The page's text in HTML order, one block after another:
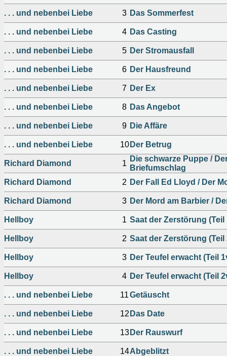
. . . und nebenbei Liebe 3 Das Sommerfest
. . . und nebenbei Liebe 4 Das Casting
. . . und nebenbei Liebe 5 Der Stromausfall
. . . und nebenbei Liebe 6 Der Hausfreund
. . . und nebenbei Liebe 7 Der Ex
. . . und nebenbei Liebe 8 Das Angebot
. . . und nebenbei Liebe 9 Die Affäre
. . . und nebenbei Liebe 10 Der Betrug
Richard Diamond 1
Die schwarze Puppe /
Briefumschlag
Richard Diamond
2 Der Fall Ed Lloyd / Der
Richard Diamond 3 Der Mord am Barbier /
Hellboy 1 Saat der Zerstörung (Teil
Hellboy 2 Saat der Zerstörung (Teil
Hellboy 3 Der Teufel erwacht (Teil
Hellboy 4 Der Teufel erwacht (Teil
. . . und nebenbei Liebe 11Getäuscht
. . . und nebenbei Liebe 12 Das Date
. . . und nebenbei Liebe 13 Der Rauswurf
. . . und nebenbei Liebe 14Abgeblitzt